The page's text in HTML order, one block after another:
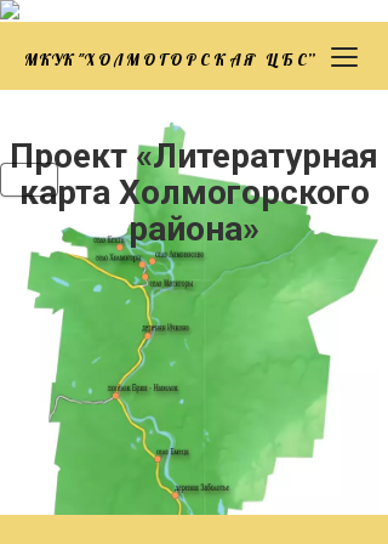
МКУК "Х О Л М О Г О Р С К А Я Ц Б С”
Проект «Литературная
карта Холмогорского
района»